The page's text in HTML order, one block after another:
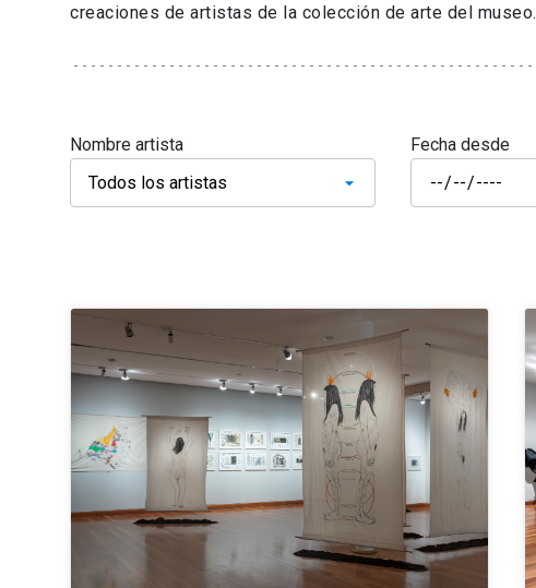
creaciones de artistas de la colección de arte del museo.
Nombre artista Fecha desde